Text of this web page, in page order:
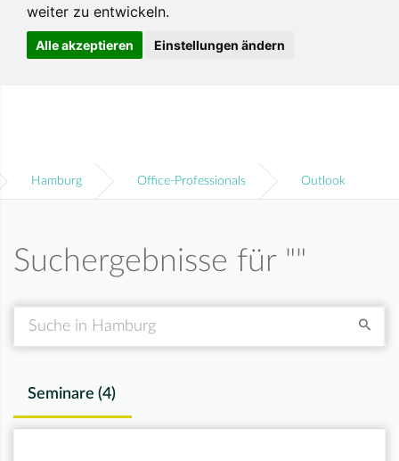
weiter zu entwickeln.
Alle akzeptieren Einstellungen ändern
Hamburg Office-Professionals Outlook
Suchergebnisse für ""
Seminare (4)